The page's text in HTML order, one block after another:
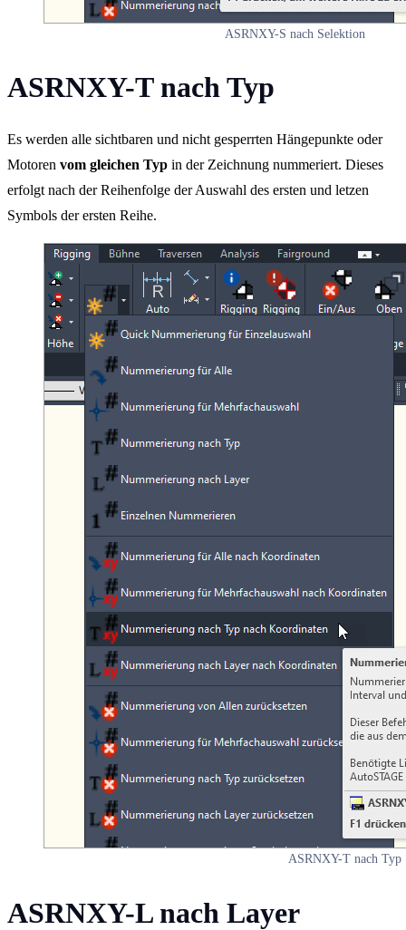
ASRNXY-S nach Selektion
ASRNXY-T nach Typ
Es werden alle sichtbaren und nicht gesperrten Hängepunkte oder
Motoren vom gleichen Typ in der Zeichnung nummeriert. Dieses
erfolgt nach der Reihenfolge der Auswahl des ersten und letzen
Symbols der ersten Reihe.
ASRNXY-T nach Typ
ASRNXY-L nach Layer